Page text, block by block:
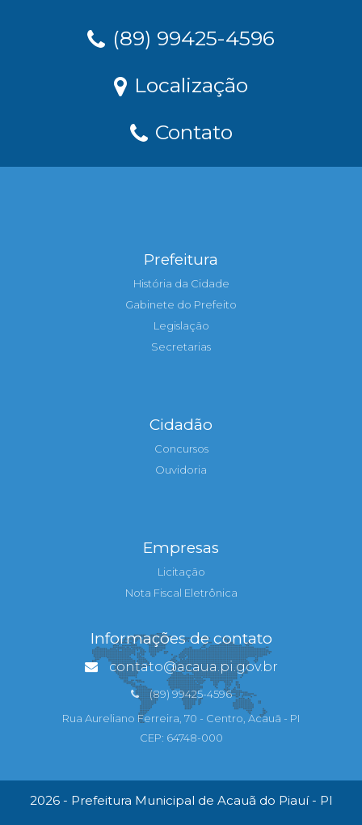
(89) 99425-4596
Localização
Contato
Prefeitura
História da Cidade
Gabinete do Prefeito
Legislação
Secretarias
Cidadão
Concursos
Ouvidoria
Empresas
Licitação
Nota Fiscal Eletrônica
Informações de contato
contato@acaua.pi.gov.br
(89) 99425-4596
Rua Aureliano Ferreira, 70 - Centro, Acauã - PI
CEP: 64748-000
2026 - Prefeitura Municipal de Acauã do Piauí - PI